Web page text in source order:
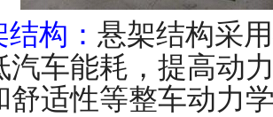
构： 悬架结构采
汽车能耗，提高动
舒适性等整车动力